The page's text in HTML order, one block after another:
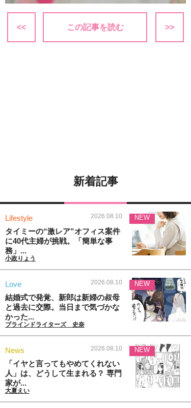
<< この記事を読む >>
新着記事
Lifestyle 2026.08.10
タイミーの“激レア”オフィス案件
に40代主婦が挑戦。「簡単な事
務」...
小政りょう
NEW
Love 2026.08.10
結婚式で発覚、新郎は新婦の叔母
と過去に交際。当日まで気づかな
かった...
ブラインドライターズ 史奈
NEW
News 2026.08.10
「イヤと言ってもやめてくれない
人」は、どうして生まれる？ 専門
家が...
大夏えい
NEW